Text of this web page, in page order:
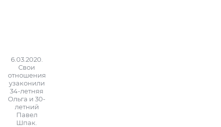
6.03.2020.
Свои
отношения
узаконили
34-летняя
Ольга и 30-
летний
Павел
Шпак.